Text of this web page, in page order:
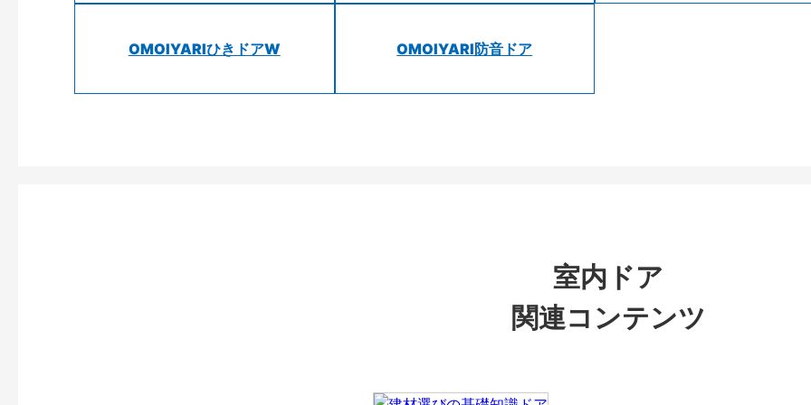
OMOIYARIひきドアW OMOIYARI防音ドア
室内ドア
関連コンテンツ